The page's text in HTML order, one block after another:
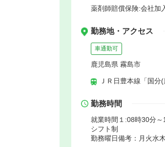
薬剤師賠償保険:会社
勤務地・アクセス
車通勤可
鹿児島県 霧島市
ＪＲ日豊本線「国
勤務時間
就業時間１:08時30分
シフト制
勤務曜日備考：月火水